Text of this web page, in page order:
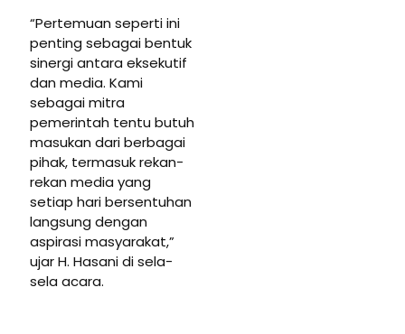
“Pertemuan seperti ini
penting sebagai bentuk
sinergi antara eksekutif
dan media. Kami
sebagai mitra
pemerintah tentu butuh
masukan dari berbagai
pihak, termasuk rekan-
rekan media yang
setiap hari bersentuhan
langsung dengan
aspirasi masyarakat,”
ujar H. Hasani di sela-
sela acara.